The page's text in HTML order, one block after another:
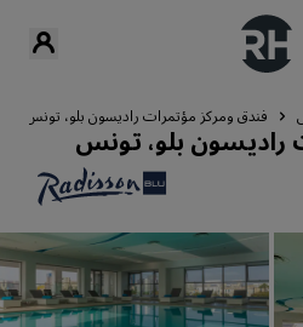
فندق ومركز مؤتمرات راديسون بلو، تونس
راديسون بلو، تونس